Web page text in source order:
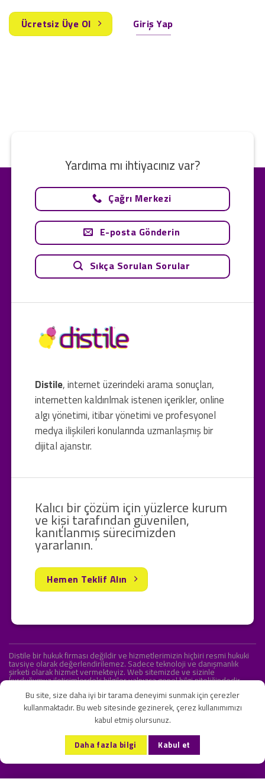
Ücretsiz Üye Ol Giriş Yap
Distile, internet üzerindeki arama sonuçları,
internetten kaldırılmak istenen içerikler, online
algı yönetimi, itibar yönetimi ve profesyonel
medya ilişkileri konularında uzmanlaşmış bir
dijital ajanstır.
Yardıma mı ihtiyacınız var?
Çağrı Merkezi
E-posta Gönderin
Sıkça Sorulan Sorular
Kalıcı bir çözüm için yüzlerce kurum
ve kişi tarafından güvenilen,
kanıtlanmış sürecimizden
yararlanın.
Hemen Teklif Alın
Distile bir hukuk firması değildir ve hizmetlerimizin hiçbiri resmi hukuki
tavsiye olarak değerlendirilemez. Sadece teknoloji ve danışmanlık
şirketi olarak hizmet vermekteyiz. Web sitemizde ve sizinle
kurduğumuz iletişimlerdeki bilgiler yalnızca genel bilgi niteliğindedir.
KVKK ve Gizlilik Sözleşmesi S.S.S. İletişim
Copyright 2026 ©Onlipr Teknoloji ve Ticaret A.Ş.
Bu site, size daha iyi bir tarama deneyimi sunmak için çerezler
kullanmaktadır. Bu web sitesinde gezinerek, çerez kullanımımızı
kabul etmiş olursunuz.
Daha fazla bilgi Kabul et